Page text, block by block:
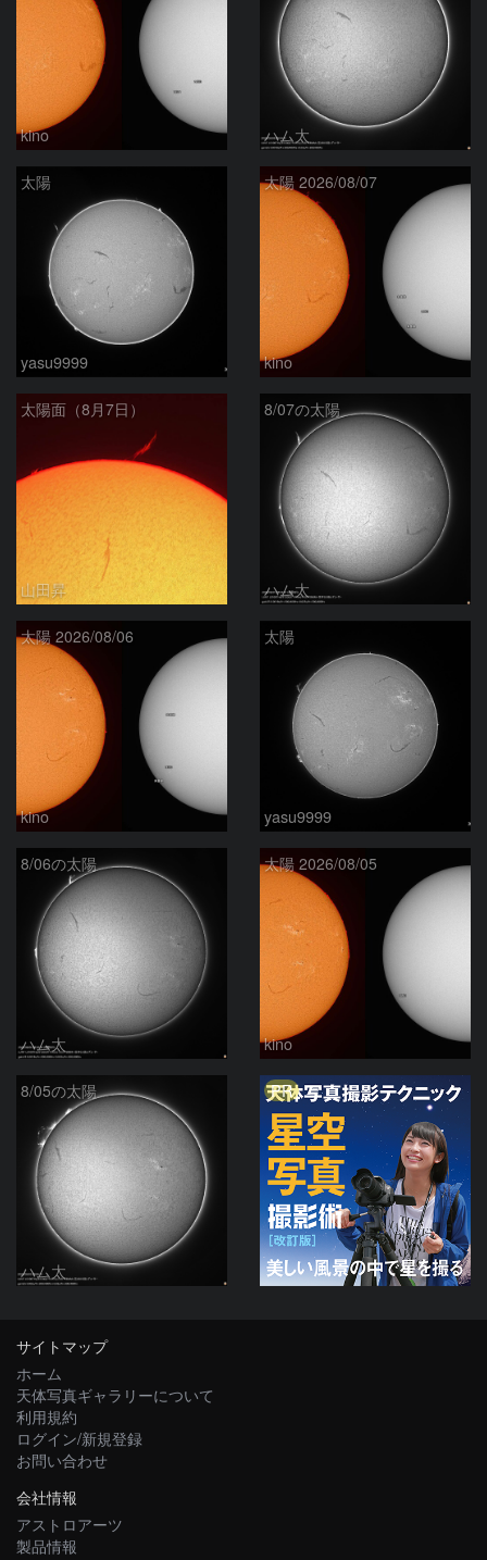
kino ハム太
太陽
yasu9999
太陽 2026/08/07
kino
太陽面（8月7日）
山田昇
8/07の太陽
ハム太
太陽 2026/08/06
kino
太陽
yasu9999
8/06の太陽
ハム太
太陽 2026/08/05
kino
8/05の太陽
ハム太
PR
サイトマップ
ホーム
天体写真ギャラリーについて
利用規約
ログイン/新規登録
お問い合わせ
会社情報
アストロアーツ
製品情報